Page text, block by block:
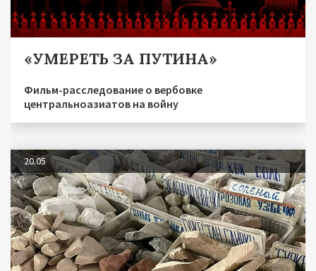
«УМЕРЕТЬ ЗА ПУТИНА»
Фильм-расследование о вербовке
центральноазиатов на войну
20.05